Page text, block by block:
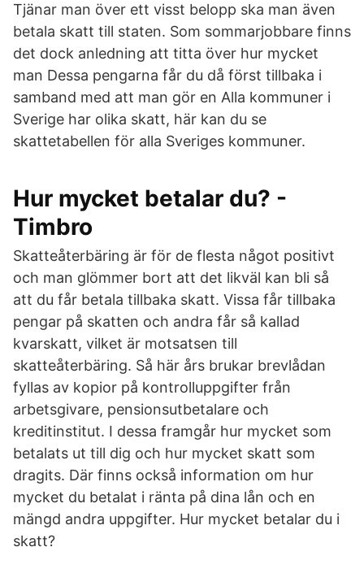
Tjänar man över ett visst belopp ska man även
betala skatt till staten. Som sommarjobbare finns
det dock anledning att titta över hur mycket
man Dessa pengarna får du då först tillbaka i
samband med att man gör en Alla kommuner i
Sverige har olika skatt, här kan du se
skattetabellen för alla Sveriges kommuner.
Hur mycket betalar du? -
Timbro
Skatteåterbäring är för de flesta något positivt
och man glömmer bort att det likväl kan bli så
att du får betala tillbaka skatt. Vissa får tillbaka
pengar på skatten och andra får så kallad
kvarskatt, vilket är motsatsen till
skatteåterbäring. Så här års brukar brevlådan
fyllas av kopior på kontrolluppgifter från
arbetsgivare, pensionsutbetalare och
kreditinstitut. I dessa framgår hur mycket som
betalats ut till dig och hur mycket skatt som
dragits. Där finns också information om hur
mycket du betalat i ränta på dina lån och en
mängd andra uppgifter. Hur mycket betalar du i
skatt?